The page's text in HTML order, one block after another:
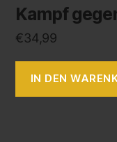
Kampf
€34,99
IN DEN